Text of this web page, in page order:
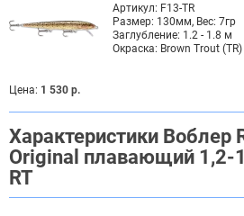
Артикул: F13-TR
Размер: 130мм, Вес: 7гр
Заглубление: 1.2 - 1.8 м
Окраска: Brown Trout (TR)
Цена: 1 530 р.
Характеристики Воблер
Original плавающий 1,2-
RT